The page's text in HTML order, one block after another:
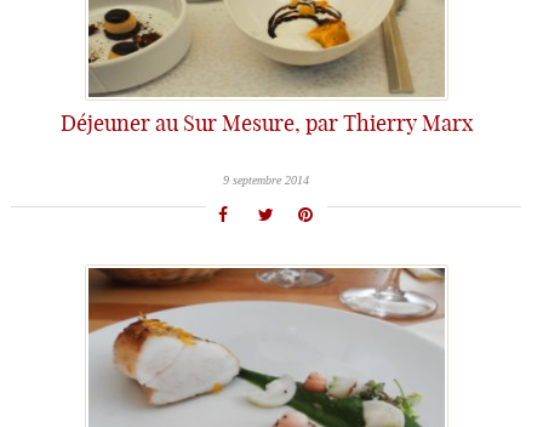
Déjeuner au Sur Mesure, par Thierry Marx
9 septembre 2014